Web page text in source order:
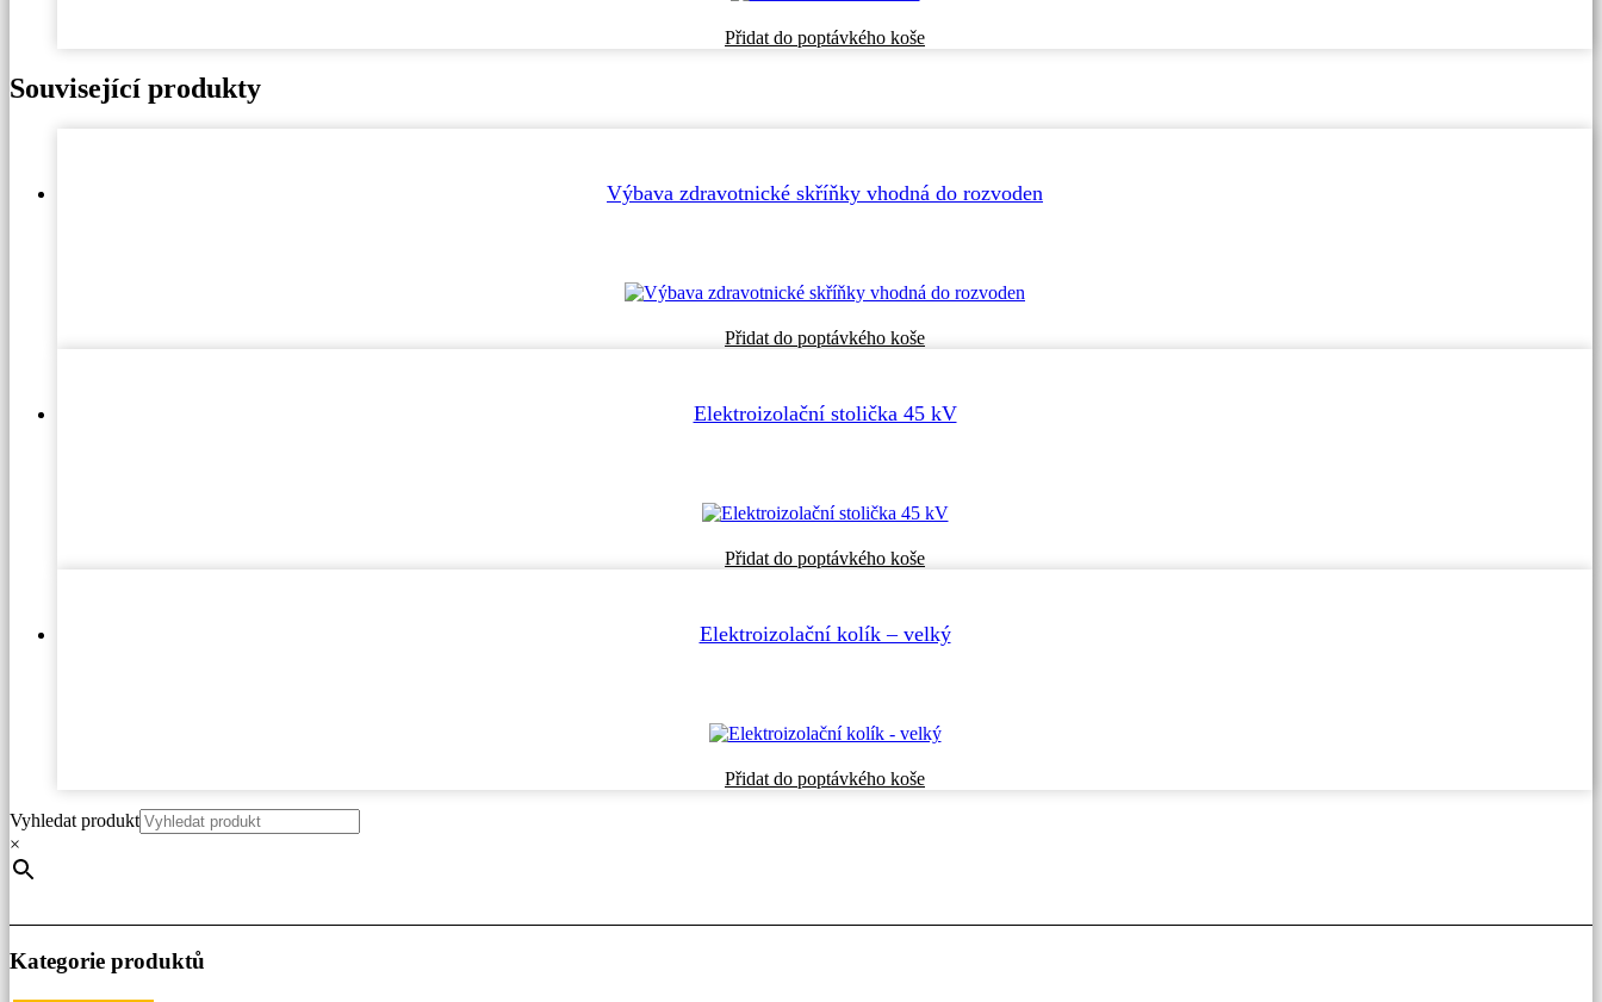
Přidat do poptávkého koše
Související produkty
Výbava zdravotnické skříňky vhodná do rozvoden
Přidat do poptávkého koše
Elektroizolační stolička 45 kV
Přidat do poptávkého koše
Elektroizolační kolík – velký
Přidat do poptávkého koše
Vyhledat produkt
×
Kategorie produktů